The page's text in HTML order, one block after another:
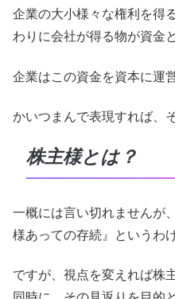
企業の大小様々な権利を得
わりに会社が得る物が資金
企業はこの資金を資本に運
かいつまんで表現すれば、
株主様とは？
一概には言い切れませんが
様あっての存続』というわ
ですが、視点を変えれば株